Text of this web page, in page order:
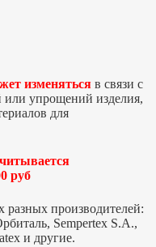
изменяться в связи с
или упрощений изделия,
для
руб
производителей:
Sempertex S.A.,
и другие.